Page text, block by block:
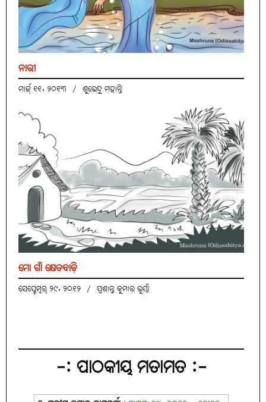
ନାରୀ
ମାର୍ଚ୍ଚ୍ ୧୧, ୨୦୧୩ / ଶୁଭେନ୍ଦୁ ମହାନ୍ତି
ମୋ ଗାଁ କ୍ଷେତବାଡ଼ି
ସେପ୍ଟେମ୍ବର୍ ୨୯, ୨୦୧୨ / ପ୍ରଶାନ୍ତ କୁମାର ଭୂୟାଁ
-: ପାଠକୀୟ ମତାମତ :-